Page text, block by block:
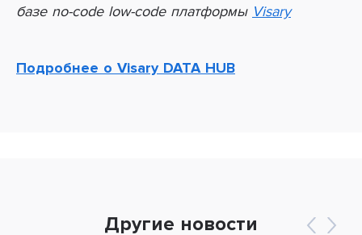
базе no-code low-code платформы Visary
Подробнее о Visary DATA HUB
Другие новости